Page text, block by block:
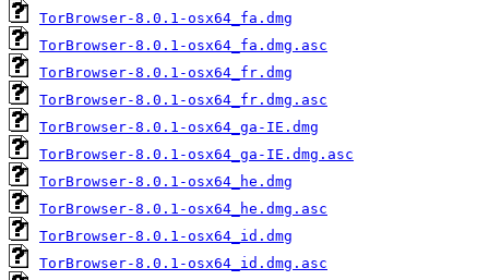
TorBrowser-8.0.1-osx64_fa.dmg
TorBrowser-8.0.1-osx64_fa.dmg.asc
TorBrowser-8.0.1-osx64_fr.dmg
TorBrowser-8.0.1-osx64_fr.dmg.asc
TorBrowser-8.0.1-osx64_ga-IE.dmg
TorBrowser-8.0.1-osx64_ga-IE.dmg.asc
TorBrowser-8.0.1-osx64_he.dmg
TorBrowser-8.0.1-osx64_he.dmg.asc
TorBrowser-8.0.1-osx64_id.dmg
TorBrowser-8.0.1-osx64_id.dmg.asc